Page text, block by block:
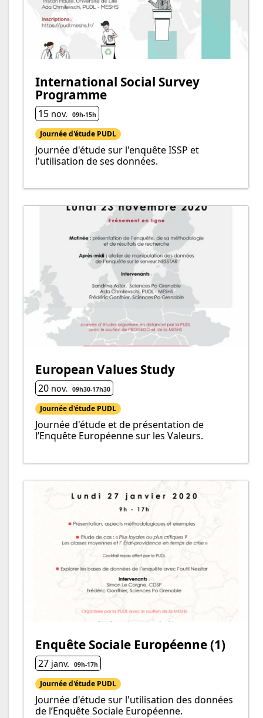
International Social Survey
Programme
15 nov. 09h-15h
Journée d'étude PUDL
Journée d'étude sur l'enquête ISSP et
l'utilisation de ses données.
European Values Study
20 nov. 09h30-17h30
Journée d'étude PUDL
Journée d'étude et de présentation de
l’Enquête Européenne sur les Valeurs.
Enquête Sociale Européenne (1)
27 janv. 09h-17h
Journée d'étude PUDL
Journée d'étude sur l'utilisation des données
de l’Enquête Sociale Européenne.